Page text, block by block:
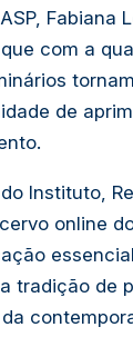
Fabiana
com a
de
Instituto,
online
tradição de